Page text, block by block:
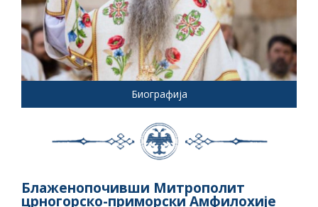
Биографија
Блаженопочивши Митрополит
црногорско-приморски Амфилохије